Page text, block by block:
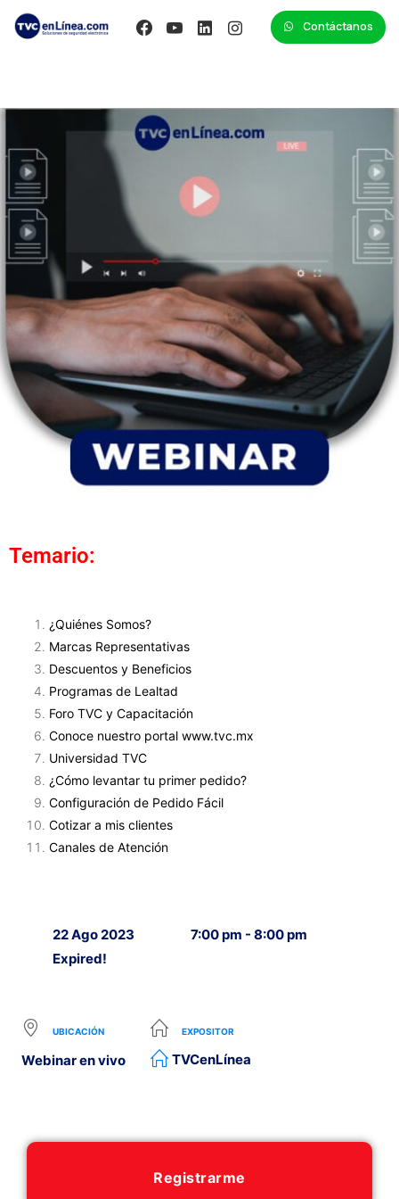
Contáctanos
Temario:
¿Quiénes Somos?
Marcas Representativas
Descuentos y Beneficios
Programas de Lealtad
Foro TVC y Capacitación
Conoce nuestro portal www.tvc.mx
Universidad TVC
¿Cómo levantar tu primer pedido?
Configuración de Pedido Fácil
Cotizar a mis clientes
Canales de Atención
22 Ago 2023
Expired!
7:00 pm - 8:00 pm
UBICACIÓN
Webinar en vivo
EXPOSITOR
TVCenLínea
Registrarme